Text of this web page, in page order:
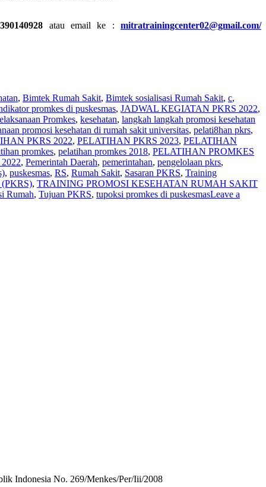
atau email ke :
mitratrainingcenter02@gmail.com/
, Bimtek Rumah Sakit, Bimtek sosialisasi Rumah Sakit, c,
promkes di puskesmas, JADWAL KEGIATAN PKRS 2022,
Promkes, kesehatan, langkah langkah promosi kesehatan
promosi kesehatan di rumah sakit universitas, pelati8han pkrs,
PKRS 2022, PELATIHAN PKRS 2023, PELATIHAN
promkes, pelatihan promkes 2018, PELATIHAN PROMKES
, Pemerintah Daerah, pemerintahan, pengelolaan pkrs,
, puskesmas, RS, Rumah Sakit, Sasaran PKRS, Training
(PKRS), TRAINING PROMOSI KESEHATAN RUMAH SAKIT
Rumah, Tujuan PKRS, tupoksi promkes di puskesmasLeave a
Indonesia No. 269/Menkes/Per/Iii/2008